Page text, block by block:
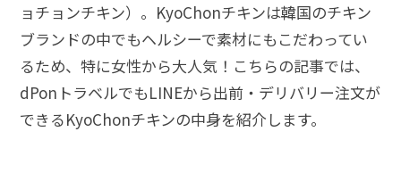
ョチョンチキン）。KyoChonチキンは韓国のチキン
ブランドの中でもヘルシーで素材にもこだわってい
るため、特に女性から大人気！こちらの記事では、
dPonトラベルでもLINEから出前・デリバリー注文が
できるKyoChonチキンの中身を紹介します。